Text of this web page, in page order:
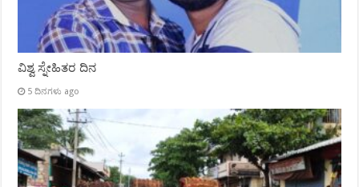
ವಿಶ್ವ ಸ್ನೇಹಿತರ ದಿನ
5 ದಿನಗಳು ago